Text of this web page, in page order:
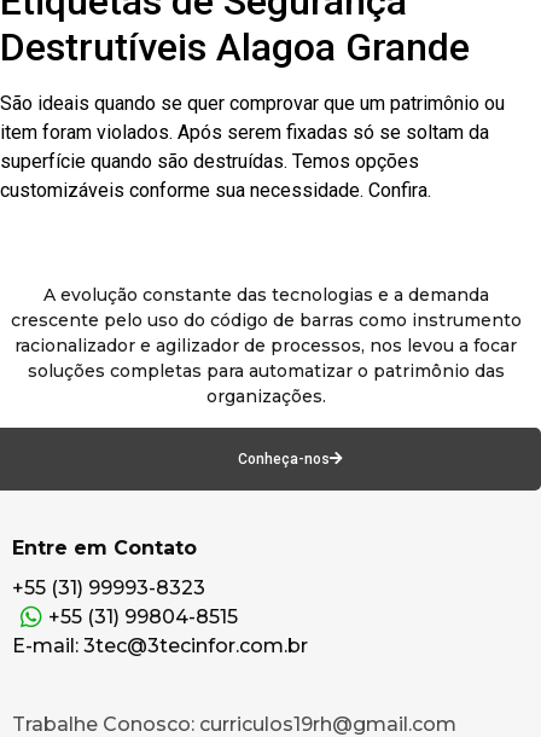
Destrutíveis Alagoa Grande
São ideais quando se quer comprovar que um patrimônio ou
item foram violados. Após serem fixadas só se soltam da
superfície quando são destruídas. Temos opções
customizáveis conforme sua necessidade. Confira.
A evolução constante das tecnologias e a demanda
crescente pelo uso do código de barras como instrumento
racionalizador e agilizador de processos, nos levou a focar
soluções completas para automatizar o patrimônio das
organizações.
Conheça-nos
Entre em Contato
+55 (31) 99993-8323
+55 (31) 99804-8515
E-mail: 3tec@3tecinfor.com.br
Trabalhe Conosco: curriculos19rh@gmail.com